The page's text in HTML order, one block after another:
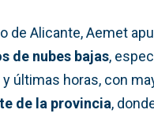
de Alicante, Aemet
de nubes bajas,
últimas horas, con
de la provincia,